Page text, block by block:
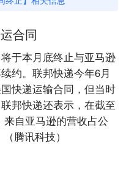
合同
于本月底终止与亚马逊
约。联邦快递今年6月
快递运输合同，但当时
邦快递还表示，在截至
来自亚马逊的营收占公
腾讯科技）